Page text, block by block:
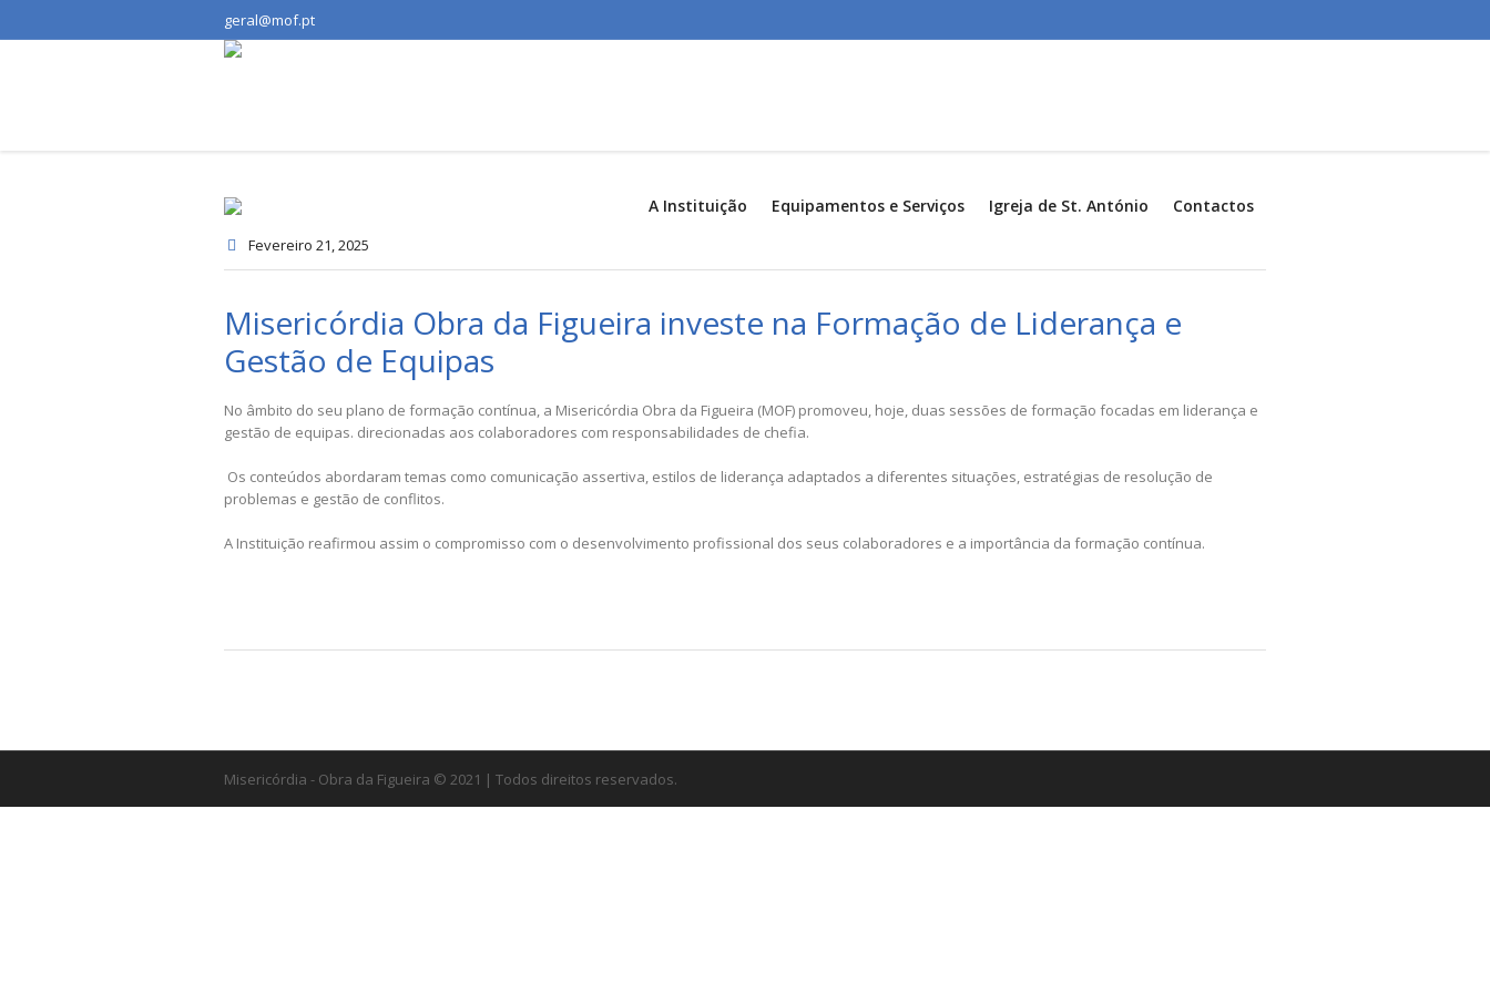
geral@mof.pt
A Instituição Equipamentos e Serviços Igreja de St. António Contactos
Fevereiro 21 , 2025
Misericórdia Obra da Figueira investe na Formação de Liderança e
Gestão de Equipas
No âmbito do seu plano de formação contínua, a Misericórdia Obra da Figueira (MOF) promoveu, hoje, duas sessões de formação focadas em liderança e
gestão de equipas. direcionadas aos colaboradores com responsabilidades de chefia.
Os conteúdos abordaram temas como comunicação assertiva, estilos de liderança adaptados a diferentes situações, estratégias de resolução de
problemas e gestão de conflitos.
A Instituição reafirmou assim o compromisso com o desenvolvimento profissional dos seus colaboradores e a importância da formação contínua.
Misericórdia - Obra da Figueira © 2021 | Todos direitos reservados.